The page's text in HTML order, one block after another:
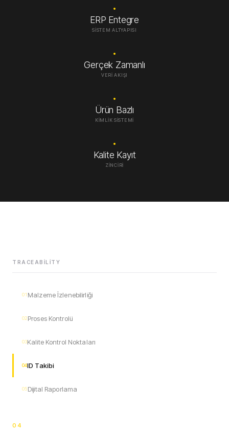
ERP Entegre
SISTEM ALTYAPISI
Gerçek Zamanlı
VERI AKIŞI
Ürün Bazlı
KIMLIK SISTEMI
Kalite Kayıt
ZINCIRI
TRACEABILITY
01 Malzeme İzlenebilirliği
02Proses Kontrolü
03Kalite Kontrol Noktaları
04ID Takibi
05Dijital Raporlama
04